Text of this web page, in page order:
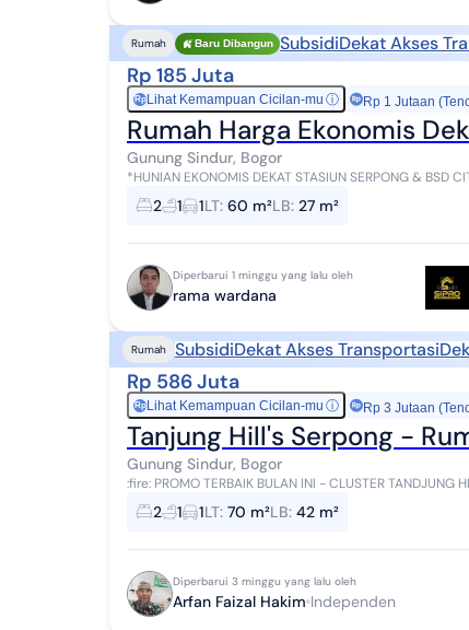
Rumah Baru Dibangun SubsidiDekat Akses
Rp 185 Juta
RpLihat Kemampuan Cicilan-mu ⓘ Rp 1 Jutaan
Rumah Harga Ekonomis
Gunung Sindur, Bogor
*HUNIAN EKONOMIS DEKAT STASIUN SERPONG & BSD CITY* Luas area 10 hektar Total 1000 unit Rumah
2 1 1LT: 60 m²LB: 27 m²
Diperbarui 1 minggu yang lalu oleh
rama wardana
Rumah SubsidiDekat Akses Transportasi
Rp 586 Juta
RpLihat Kemampuan Cicilan-mu ⓘ Rp 3 Jutaan
Tanjung Hill's Serpong -
Gunung Sindur, Bogor
:fire: PROMO TERBAIK BULAN INI - CLUSTER TANDJUNG HILL'S SERPONG :fire:
kawasan strategis dengan promo TERBESAR & T...
2 1 1LT: 70 m²LB: 42 m²
Diperbarui 3 minggu yang lalu oleh
Arfan Faizal Hakim Independen